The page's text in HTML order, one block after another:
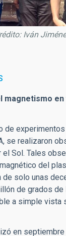
Iván
magnetismo
de
se realizaron
Sol. Tales
del
de solo unas
de grados de
a simple vista
en